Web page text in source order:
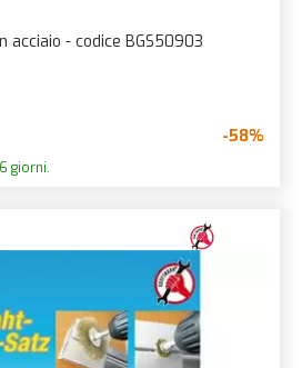
in acciaio - codice BGS50903
-58%
giorni.